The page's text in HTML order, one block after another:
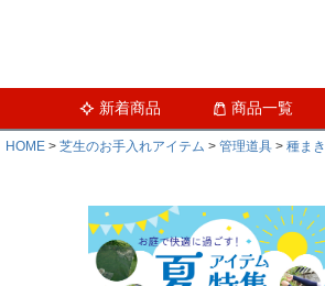
新着商品 商品一覧
HOME 芝生のお手入れアイテム 管理道具 種まき